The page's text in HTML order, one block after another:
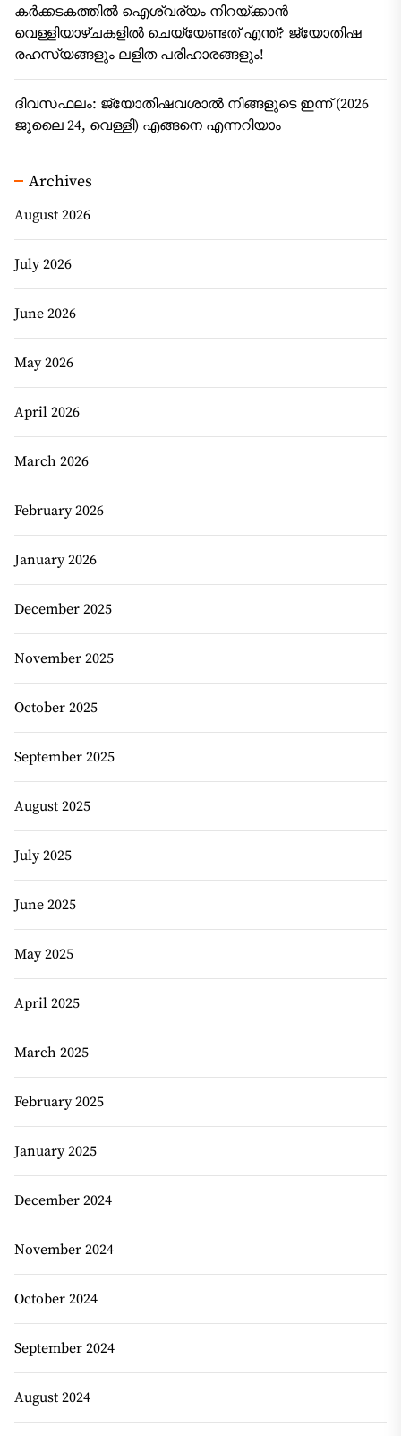
കർക്കടകത്തിൽ ഐശ്വര്യം നിറയ്ക്കാൻ
വെള്ളിയാഴ്ചകളിൽ ചെയ്യേണ്ടത് എന്ത്? ജ്യോതിഷ
രഹസ്യങ്ങളും ലളിത പരിഹാരങ്ങളും!
ദിവസഫലം: ജ്യോതിഷവശാൽ നിങ്ങളുടെ ഇന്ന്‌ (2026
ജൂലൈ 24, വെള്ളി) എങ്ങനെ എന്നറിയാം
Archives
August 2026
July 2026
June 2026
May 2026
April 2026
March 2026
February 2026
January 2026
December 2025
November 2025
October 2025
September 2025
August 2025
July 2025
June 2025
May 2025
April 2025
March 2025
February 2025
January 2025
December 2024
November 2024
October 2024
September 2024
August 2024